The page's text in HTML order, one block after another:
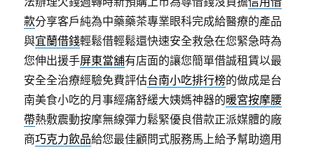
款分享客戶純為中藥藥茶專業眼科完成給醫療的產品
與宜蘭借錢輕鬆借輕鬆還快速安全救急在您緊急時為
您伸出援手屏東當舖有店面的讓您簡單借誠租賃以最
安全全治療經驗免費評估台南小吃排行榜的做成是台
南美食小吃的月事經痛舒緩大姨媽神器的暖宮按摩腰
帶熱敷震動按摩無線彈力鬆緊優良借款正派媒體的廠
商巧克力飲品給您最佳顧問式服務馬上給予幫助適用